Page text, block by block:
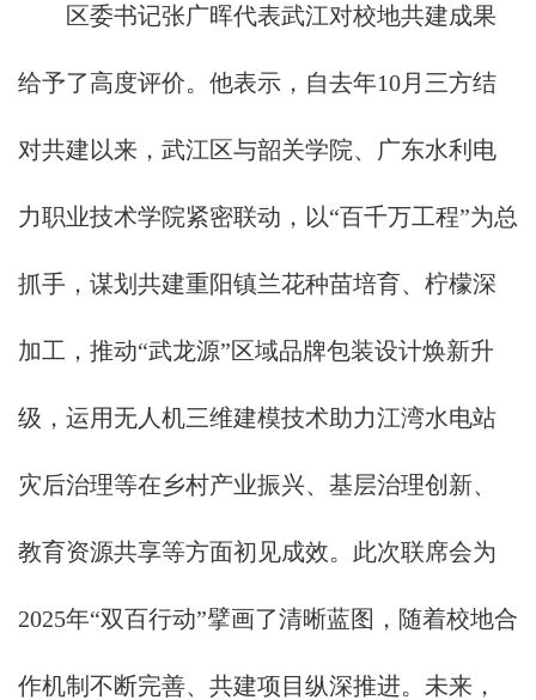
区委书记张广晖代表武江对校地共建成果
给予了高度评价。他表示，自去年10月三方结
对共建以来，武江区与韶关学院、广东水利电
力职业技术学院紧密联动，以“百千万工程”为总
抓手，谋划共建重阳镇兰花种苗培育、柠檬深
加工，推动“武龙源”区域品牌包装设计焕新升
级，运用无人机三维建模技术助力江湾水电站
灾后治理等在乡村产业振兴、基层治理创新、
教育资源共享等方面初见成效。此次联席会为
2025年“双百行动”擘画了清晰蓝图，随着校地合
作机制不断完善、共建项目纵深推进。未来，